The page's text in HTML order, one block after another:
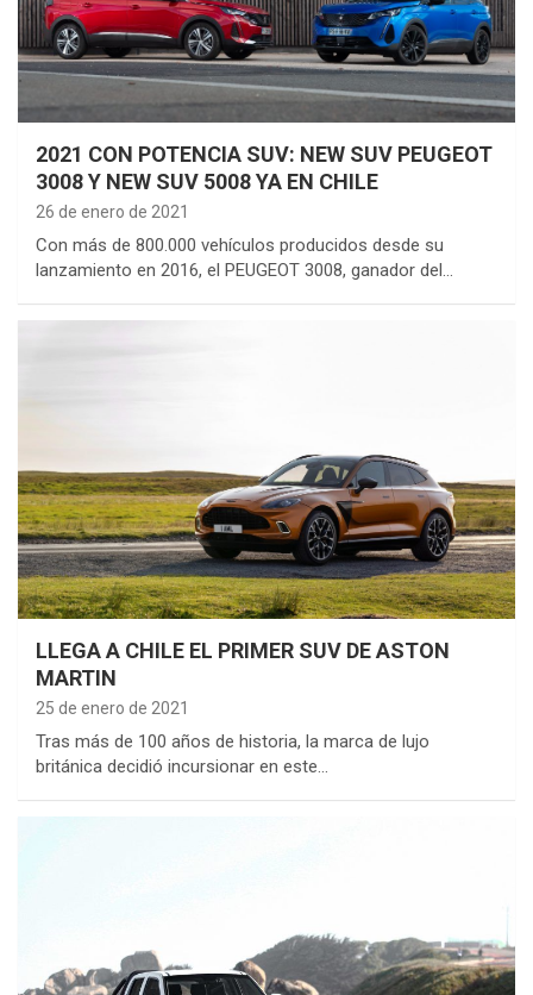
2021 CON POTENCIA SUV: NEW SUV PEUGEOT
3008 Y NEW SUV 5008 YA EN CHILE
26 de enero de 2021
Con más de 800.000 vehículos producidos desde su
lanzamiento en 2016, el PEUGEOT 3008, ganador del…
LLEGA A CHILE EL PRIMER SUV DE ASTON
MARTIN
25 de enero de 2021
Tras más de 100 años de historia, la marca de lujo
británica decidió incursionar en este…